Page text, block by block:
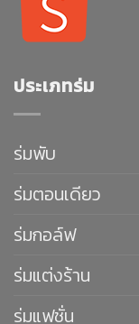
ประเภทร่ม
ร่มพับ
ร่มตอนเดียว
ร่มกอล์ฟ
ร่มแต่งร้าน
ร่มแฟชั่น